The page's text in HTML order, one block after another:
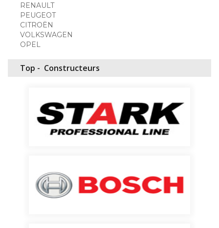
RENAULT
PEUGEOT
CITROËN
VOLKSWAGEN
OPEL
Top - Constructeurs